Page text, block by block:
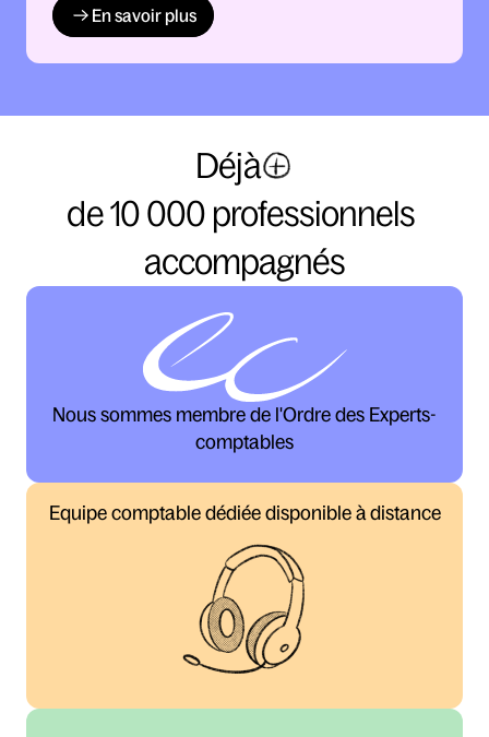
En savoir plus
Déjà
de 10 000 professionnels
accompagnés
Nous sommes membre de l'Ordre des Experts-
comptables
Equipe comptable dédiée disponible à distance